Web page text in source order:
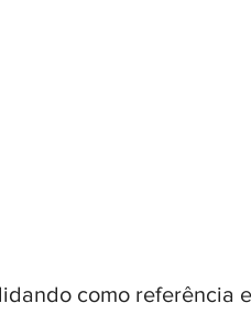
como referência